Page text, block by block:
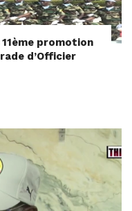
promotion
d’Officier